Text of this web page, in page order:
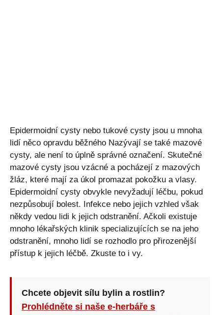
Epidermoidní cysty nebo tukové cysty jsou u mnoha
lidí něco opravdu běžného Nazývají se také mazové
cysty, ale není to úplně správné označení. Skutečné
mazové cysty jsou vzácné a pocházejí z mazových
žláz, které mají za úkol promazat pokožku a vlasy.
Epidermoidní cysty obvykle nevyžadují léčbu, pokud
nezpůsobují bolest. Infekce nebo jejich vzhled však
někdy vedou lidi k jejich odstranění. Ačkoli existuje
mnoho lékařských klinik specializujících se na jeho
odstranění, mnoho lidí se rozhodlo pro přirozenější
přístup k jejich léčbě. Zkuste to i vy.
Chcete objevit sílu bylin a rostlin?
Prohlédněte si naše e-herbáře s